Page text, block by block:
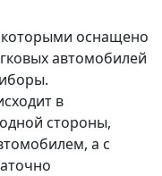
оснащено
автомобилей
в
стороны,
а с